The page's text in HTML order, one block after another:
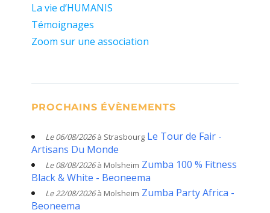
La vie d’HUMANIS
Témoignages
Zoom sur une association
PROCHAINS ÉVÈNEMENTS
Le 06/08/2026à Strasbourg Le Tour de Fair -
Artisans Du Monde
Le 08/08/2026à Molsheim Zumba 100 % Fitness
Black & White - Beoneema
Le 22/08/2026à Molsheim Zumba Party Africa -
Beoneema